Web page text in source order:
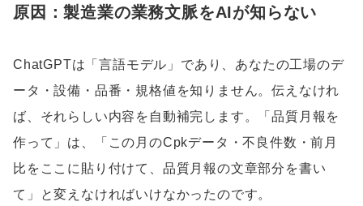
原因：製造業の業務文脈をAIが知らない
ChatGPTは「言語モデル」であり、あなたの工場のデ
ータ・設備・品番・規格値を知りません。伝えなけれ
ば、それらしい内容を自動補完します。「品質月報を
作って」は、「この月のCpkデータ・不良件数・前月
比をここに貼り付けて、品質月報の文章部分を書い
て」と変えなければいけなかったのです。